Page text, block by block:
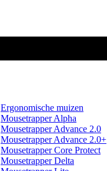
Ergonomische muizen
Mousetrapper Alpha
Mousetrapper Advance 2.0
Mousetrapper Advance 2.0+
Mousetrapper Core Protect
Mousetrapper Delta